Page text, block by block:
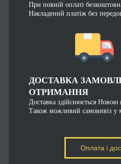
При повній оплаті
Накладений платіж без
ДОСТАВКА
ОТРИМАННЯ
Доставка здійснюється
Також можливий самовивіз у
Оплата і